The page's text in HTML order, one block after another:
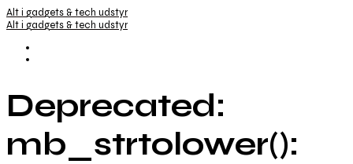
Alt i gadgets & tech udstyr
Alt i gadgets & tech udstyr
Deprecated:
mb_strtolower():